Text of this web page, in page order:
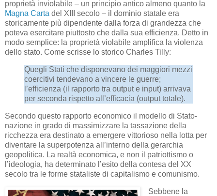
proprietà inviolabile – un principio antico almeno quanto la
Magna Carta del XIII secolo – il dominio statale era
storicamente più dipendente dalla forza di grandezza che
poteva esercitare piuttosto che dalla sua efficienza. Detto in
modo semplice: la proprietà violabile amplifica la violenza
dello stato. Come scrisse lo storico Charles Tilly:
Quegli Stati che disponevano dei maggiori mezzi
coercitivi tendevano a vincere le guerre;
l’efficienza (il rapporto tra output e input) arrivava
per seconda rispetto all’efficacia (output totale).
Secondo questo rapporto economico il modello di Stato-
nazione in grado di massimizzare la tassazione della
ricchezza era destinato a emergere vittorioso nella lotta per
diventare la superpotenza all’interno della gerarchia
geopolitica. La realtà economica, e non il patriottismo o
l’ideologia, ha determinato l’esito della contesa del XX
secolo tra le forme stataliste di capitalismo e comunismo.
Sebbene la